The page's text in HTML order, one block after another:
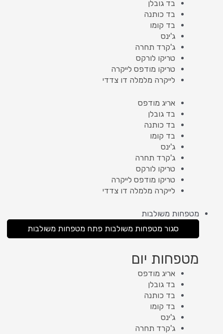
בד גובלן
בד כותנה
בד קומו
ג'ינס
ג'קרד תחרה
טריקו לורקס
טריקו מודפס לייקרה
לייקרה מלמלה דו צדדי
אריג מודפס
בד גובלן
בד כותנה
בד קומו
ג'ינס
ג'קרד תחרה
טריקו לורקס
טריקו מודפס לייקרה
לייקרה מלמלה דו צדדי
מטפחות משולבות
סגור מטפחות משולבות פתח מטפחות משולבות
מטפחות יום
אריג מודפס
בד גובלן
בד כותנה
בד קומו
ג'ינס
ג'קרד תחרה